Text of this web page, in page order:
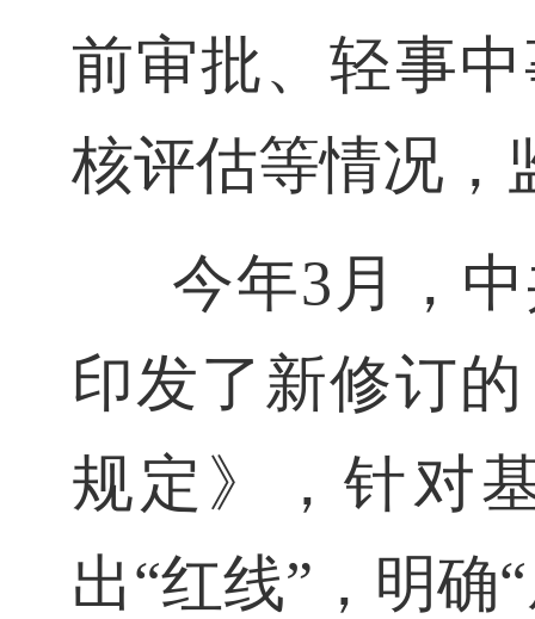
前审批、轻事
核评估等情况，
今年3月，
印发了新修订
规定》，针对
出“红线”，明确